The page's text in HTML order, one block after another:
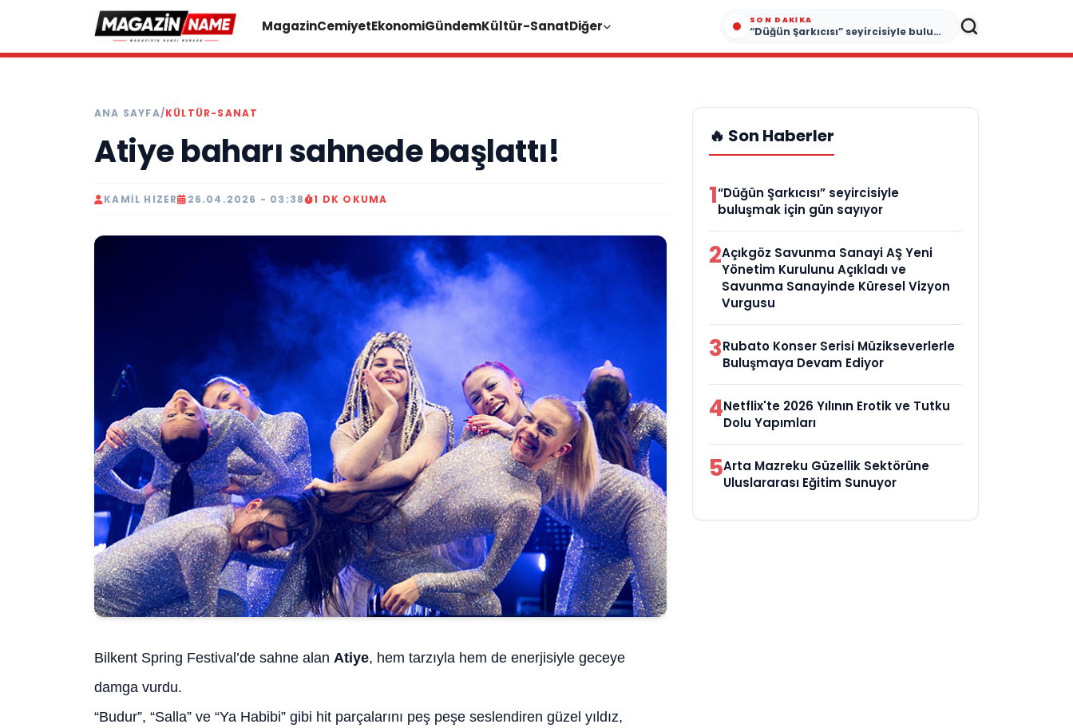
MagazinCemiyetEkonomiGündemKültür-SanatDiğer SON DAKIKA
“Düğün Şarkıcısı” seyircisiyle buluşmak için gün sayıyor
ANA SAYFA/KÜLTÜR-SANAT
Atiye baharı sahnede başlattı!
KAMIL HIZER 26.04.2026 - 03:38 1 DK OKUMA
Bilkent Spring Festival’de sahne alan Atiye, hem tarzıyla hem de enerjisiyle geceye
damga vurdu.
“Budur”, “Salla” ve “Ya Habibi” gibi hit parçalarını peş peşe seslendiren güzel yıldız,
🔥 Son Haberler
1“Düğün Şarkıcısı” seyircisiyle
buluşmak için gün sayıyor
2Açıkgöz Savunma Sanayi AŞ Yeni
Yönetim Kurulunu Açıkladı ve
Savunma Sanayinde Küresel Vizyon
Vurgusu
3Rubato Konser Serisi Müzikseverlerle
Buluşmaya Devam Ediyor
4Netflix'te 2026 Yılının Erotik ve Tutku
Dolu Yapımları
5Arta Mazreku Güzellik Sektörüne
Uluslararası Eğitim Sunuyor